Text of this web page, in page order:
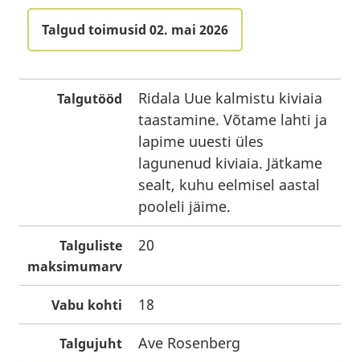
Talgud toimusid 02. mai 2026
Talgutööd
Ridala Uue kalmistu kiviaia
taastamine. Võtame lahti ja
lapime uuesti üles
lagunenud kiviaia. Jätkame
sealt, kuhu eelmisel aastal
pooleli jäime.
Talguliste
maksimumarv
20
Vabu kohti 18
Talgujuht Ave Rosenberg